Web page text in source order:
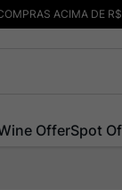
ACIMA DE
OfferSpot